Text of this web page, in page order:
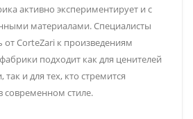
активно экспериментирует и с
материалами. Специалисты
CorteZari к произведениям
подходит как для ценителей
и для тех, кто стремится
современном стиле.